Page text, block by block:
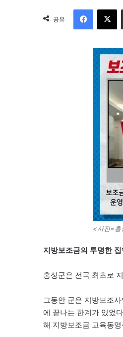
공유
<사진=홍
지방보조금의 투명한
홍성군은 전국 최초로
그동안 군은 지방보조
에 끝나는 한계가 있었
해 지방보조금 교육동